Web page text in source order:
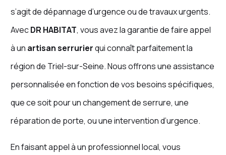
s’agit de dépannage d’urgence ou de travaux urgents.
AvecDR HABITAT, vous avez la garantie de faire appel
à un artisan serrurierqui connaît parfaitement la
région de Triel-sur-Seine. Nous offrons une assistance
personnalisée en fonction de vos besoins spécifiques,
que ce soit pour un changement de serrure, une
réparation de porte, ou une intervention d’urgence.
En faisant appel à un professionnel local, vous